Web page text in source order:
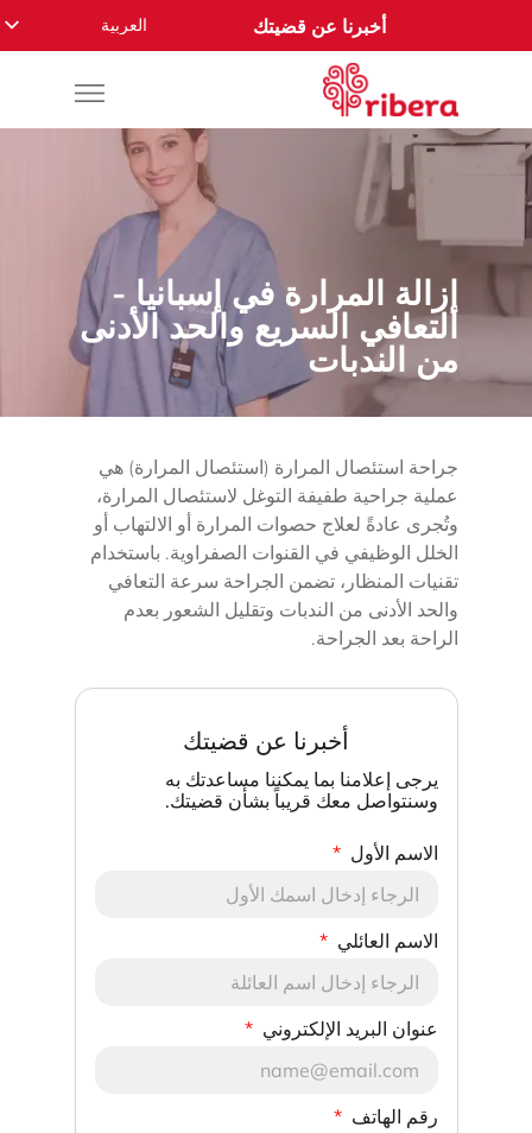
أخبرنا عن قضيتك العربية
Español
Русский
Română
Deutsch
Nederlands
Norsk
إزالة المرارة في إسبانيا -
التعافي السريع والحد الأدنى
من الندبات
جراحة استئصال المرارة (استئصال المرارة) هي
عملية جراحية طفيفة التوغل لاستئصال المرارة،
وتُجرى عادةً لعلاج حصوات المرارة أو الالتهاب أو
الخلل الوظيفي في القنوات الصفراوية. باستخدام
تقنيات المنظار، تضمن الجراحة سرعة التعافي
والحد الأدنى من الندبات وتقليل الشعور بعدم
الراحة بعد الجراحة.
أخبرنا عن قضيتك
يرجى إعلامنا بما يمكننا مساعدتك به
وسنتواصل معك قريباً بشأن قضيتك.
الاسم الأول
الاسم العائلي
عنوان البريد الإلكتروني
رقم الهاتف